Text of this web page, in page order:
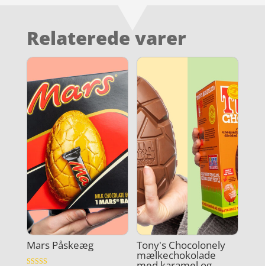
Relaterede varer
Mars Påskeæg Tony's Chocolonely
mælkechokolade